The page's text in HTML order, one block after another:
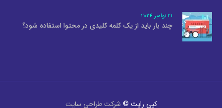
21 نوامبر 2024
چند بار باید از یک کلمه کلیدی در محتوا استفاده شود؟
کپی رایت © شرکت طراحی سایت